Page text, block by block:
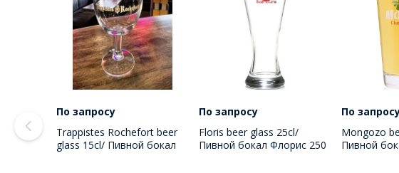
По запросу
Trappistes Rochefort beer
glass 15cl/ Пивной бокал
По запросу
Floris beer glass 25cl/
Пивной бокал Флорис 250
По
Mongozo
Пивной